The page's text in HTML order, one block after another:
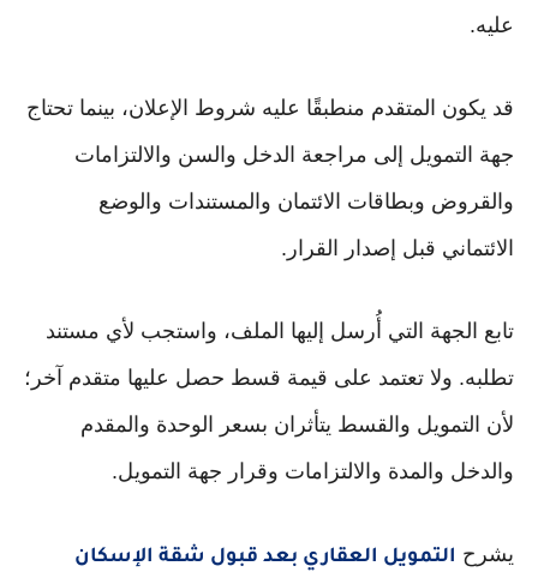
عليه.
قد يكون المتقدم منطبقًا عليه شروط الإعلان، بينما تحتاج
جهة التمويل إلى مراجعة الدخل والسن والالتزامات
والقروض وبطاقات الائتمان والمستندات والوضع
الائتماني قبل إصدار القرار.
تابع الجهة التي أُرسل إليها الملف، واستجب لأي مستند
تطلبه. ولا تعتمد على قيمة قسط حصل عليها متقدم آخر؛
لأن التمويل والقسط يتأثران بسعر الوحدة والمقدم
والدخل والمدة والالتزامات وقرار جهة التمويل.
يشرح التمويل العقاري بعد قبول شقة الإسكان